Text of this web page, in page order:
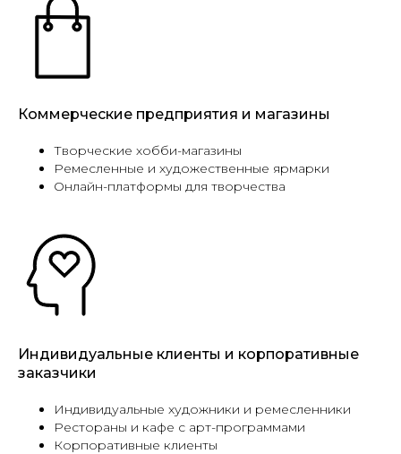
Коммерческие предприятия и магазины
Творческие хобби-магазины
Ремесленные и художественные ярмарки
Онлайн-платформы для творчества
Индивидуальные клиенты и корпоративные
заказчики
Индивидуальные художники и ремесленники
Рестораны и кафе с арт-программами
Корпоративные клиенты